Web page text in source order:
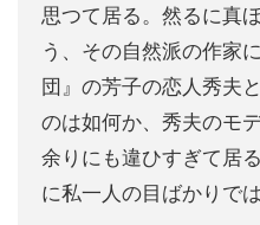
思つて居る。然るに真
う、その自然派の作家
団』の芳子の恋人秀夫
のは如何か、秀夫のモ
余りにも違ひすぎて居
に私一人の目ばかりでは